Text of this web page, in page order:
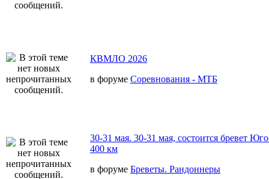
КВМЛО 2026
в форуме Соревнования - МТБ
30-31 мая. 30-31 мая, состоится бревет
400 км
в форуме Бреветы. Рандоннеры